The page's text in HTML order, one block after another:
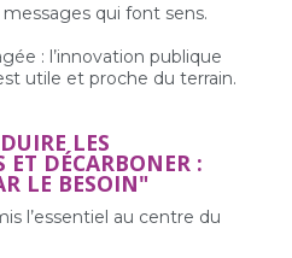
qui font sens.
: l’innovation publique
utile et proche du terrain.
LES
DÉCARBONER :
LE BESOIN"
l’essentiel au centre du